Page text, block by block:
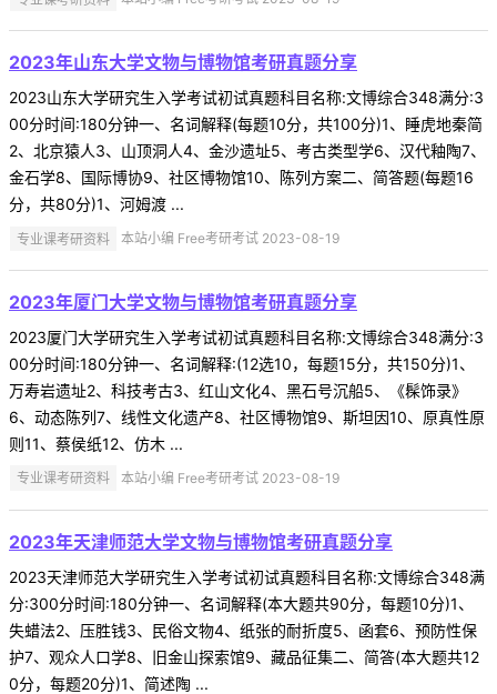
2023年山东大学文物与博物馆考研真题分享
2023山东大学研究生入学考试初试真题科目名称:文博综合348满分:3
00分时间:180分钟一、名词解释(每题10分，共100分)1、睡虎地秦简
2、北京猿人3、山顶洞人4、金沙遗址5、考古类型学6、汉代釉陶7、
金石学8、国际博协9、社区博物馆10、陈列方案二、简答题(每题16
分，共80分)1、河姆渡 ...
专业课考研资料 本站小编 Free考研考试 2023-08-19
2023年厦门大学文物与博物馆考研真题分享
2023厦门大学研究生入学考试初试真题科目名称:文博综合348满分:3
00分时间:180分钟一、名词解释:(12选10，每题15分，共150分)1、
万寿岩遗址2、科技考古3、红山文化4、黑石号沉船5、《髹饰录》
6、动态陈列7、线性文化遗产8、社区博物馆9、斯坦因10、原真性原
则11、蔡侯纸12、仿木 ...
专业课考研资料 本站小编 Free考研考试 2023-08-19
2023年天津师范大学文物与博物馆考研真题分享
2023天津师范大学研究生入学考试初试真题科目名称:文博综合348满
分:300分时间:180分钟一、名词解释(本大题共90分，每题10分)1、
失蜡法2、压胜钱3、民俗文物4、纸张的耐折度5、函套6、预防性保
护7、观众人口学8、旧金山探索馆9、藏品征集二、简答(本大题共12
0分，每题20分)1、简述陶 ...